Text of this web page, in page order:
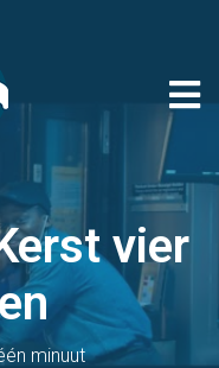
vier
minuut